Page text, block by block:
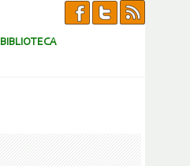
BIBLIOTECA